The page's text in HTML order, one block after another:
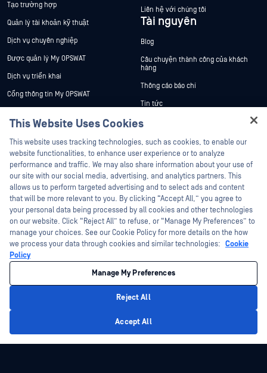
Tạo trường hợp
Quản lý tài khoản kỹ thuật
Dịch vụ chuyên nghiệp
Được quản lý My OPSWAT
Dịch vụ triển khai
Cổng thông tin My OPSWAT
Đào tạo
Chương trình Xử lý Lỗ hổng Bảo mật
Đối tác
Chứng nhận
Đối tác công nghệ
Chương trình đối tác kênh phân phối
Liên hệ với chúng tôi
Tài nguyên
Blog
Câu chuyện thành công của khách
hàng
Thông cáo báo chí
Tin tức
Sự kiện
Hội thảo trên trực tuyến
Datasheets
White Papers
Công cụ miễn phí
©2026 OPSWAT Công ty TNHH. Mọi quyền được bảo lưu. OPSWAT , MetaDefender
Metascan, MetaAccess , cái OPSWAT Logo, Không tin tưởng bất kỳ tệp tin nào.
Không tin tưởng bất kỳ thiết bị nào. OPSWAT Academy Bảo vệ thế giới cơ sở hạ
tầng trọng yếu Deep CDR™ Technology, InQuest, Logo InQuest, DFI, RetroHunt, Deep
File Inspection và Join the Hunt là các nhãn hiệu thương mại của OPSWAT Các
nhãn hiệu của bên thứ ba là tài sản của chủ sở hữu tương ứng.
Quản lý tùy chọn Cookie
This Website Uses Cookies
This website uses tracking technologies, such as cookies, to enable our
website functionalities, to enhance user experience or to analyze
performance and traffic. We may also share information about your use of
our site with our social media, advertising, and analytics partners. This
allows us to perform targeted advertising and to select ads and content
that will be more relevant to you. By clicking “Accept All,” you agree to
your personal data being processed by all cookies and other technologies
on our website. Click “Reject All” to refuse, or “Manage My Preferences” to
manage your choices. See our Cookie Policy for more details on the how
we process your data through cookies and similar technologies: Cookie
Policy
Manage My Preferences
Reject All
Accept All
Hey there!
I'm Ozzy, your OPSWAT virtual assistant.
How can I help you secure what's critical
today?